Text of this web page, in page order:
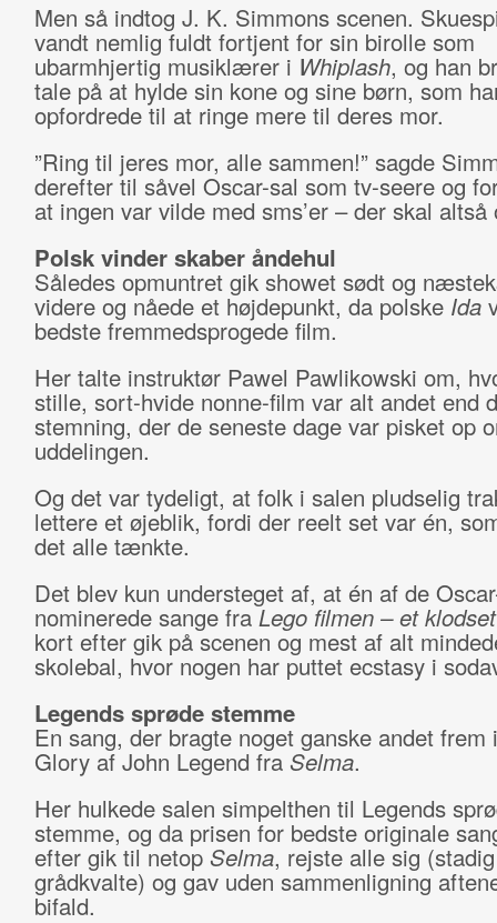
Men så indtog J. K. Simmons scenen.
vandt nemlig fuldt fortjent for sin birolle som
ubarmhjertig musiklærer i Whiplash, og han
tale på at hylde sin kone og sine børn, som
opfordrede til at ringe mere til deres mor.
”Ring til jeres mor, alle sammen!” sagde
derefter til såvel Oscar-sal som tv-seere og
at ingen var vilde med sms’er – der skal
Polsk vinder skaber åndehul
Således opmuntret gik showet sødt og
videre og nåede et højdepunkt, da polske Ida
bedste fremmedsprogede film.
Her talte instruktør Pawel Pawlikowski om,
stille, sort-hvide nonne-film var alt andet end
stemning, der de seneste dage var pisket op
uddelingen.
Og det var tydeligt, at folk i salen pludselig
lettere et øjeblik, fordi der reelt set var én,
det alle tænkte.
Det blev kun understeget af, at én af de
nominerede sange fraLego filmen – et
kort efter gik på scenen og mest af alt
skolebal, hvor nogen har puttet ecstasy i
Legends sprøde stemme
En sang, der bragte noget ganske andet frem
Glory af John Legend fra Selma.
Her hulkede salen simpelthen til Legends
stemme, og da prisen for bedste originale
efter gik til netop Selma, rejste alle sig (stadig
grådkvalte) og gav uden sammenligning
bifald.